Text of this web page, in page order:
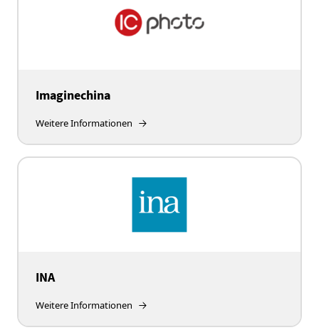
Imaginechina
Weitere Informationen
INA
Weitere Informationen